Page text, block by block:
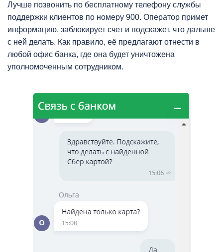
Лучше позвонить по бесплатному телефону службы
поддержки клиентов по номеру 900. Оператор примет
информацию, заблокирует счет и подскажет, что дальше
с ней делать. Как правило, её предлагают отнести в
любой офис банка, где она будет уничтожена
уполномоченным сотрудником.